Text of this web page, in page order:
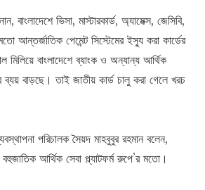
বাংলাদেশে ভিসা, মাস্টারকার্ড, অ্যামেক্স, জেসিবি,
আন্তর্জাতিক পেমেন্ট সিস্টেমের ইস্যু করা কার্ডের
মিলিয়ে বাংলাদেশে ব্যাংক ও অন্যান্য আর্থিক
ব্যয় বাড়ছে। তাই জাতীয় কার্ড চালু করা গেলে খরচ
পরিচালক সৈয়দ মাহবুবুর রহমান বলেন,
বহুজাতিক আর্থিক সেবা প্ল্যাটফর্ম রুপে’র মতো।